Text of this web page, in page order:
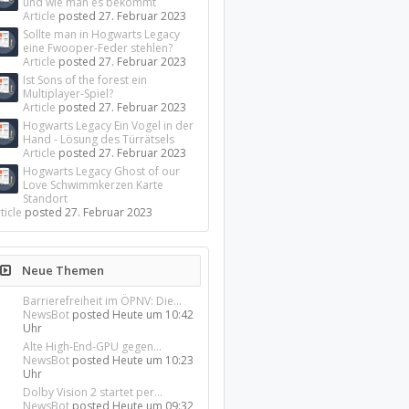
Article posted27. Februar 2023
Sollte man in Hogwarts Legacy
eine Fwooper-Feder stehlen?
Article posted27. Februar 2023
Ist Sons of the forest ein
Multiplayer-Spiel?
Article posted27. Februar 2023
Hogwarts Legacy Ein Vogel in der
Hand - Lösung des Türrätsels
Article posted27. Februar 2023
Hogwarts Legacy Ghost of our
Love Schwimmkerzen Karte
Standort
posted27. Februar 2023
Neue Themen
Barrierefreiheit im ÖPNV: Die...
NewsBot posted Heute um 10:42
Uhr
Alte High-End-GPU gegen...
NewsBot posted Heute um 10:23
Uhr
Dolby Vision 2 startet per...
NewsBot posted Heute um 09:32